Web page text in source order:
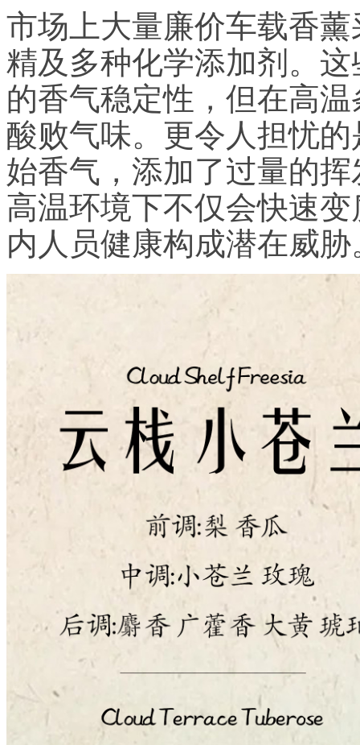
市场上大量廉价车载香薰
精及多种化学添加剂。
的香气稳定性，但在高
酸败气味。更令人担忧
始香气，添加了过量的
高温环境下不仅会快速
内人员健康构成潜在威胁